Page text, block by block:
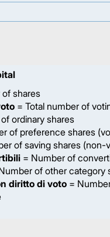
of shares
= Total number of
ordinary shares
of preference shares
of saving shares (non-
= Number of
of other category
diritto di voto =